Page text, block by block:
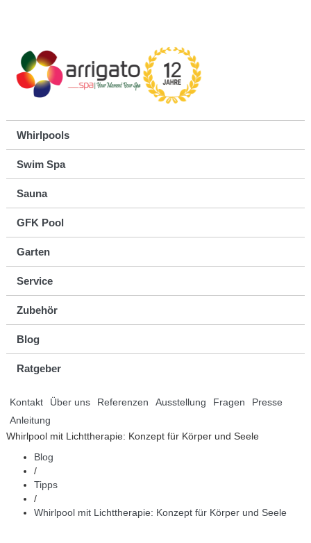
Whirlpools
Swim Spa
Sauna
GFK Pool
Garten
Service
Zubehör
Blog
Ratgeber
Kontakt Über uns Referenzen Ausstellung Fragen
Presse
Anleitung
Whirlpool mit Lichttherapie: Konzept für Körper und Seele
Blog
/
Tipps
/
Whirlpool mit Lichttherapie: Konzept für Körper und Seele